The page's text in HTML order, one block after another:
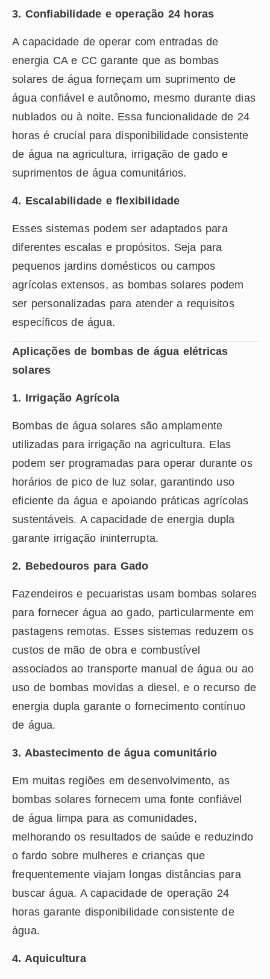
3. Confiabilidade e operação 24 horas
A capacidade de operar com entradas de
energia CA e CC garante que as bombas
solares de água forneçam um suprimento de
água confiável e autônomo, mesmo durante dias
nublados ou à noite. Essa funcionalidade de 24
horas é crucial para disponibilidade consistente
de água na agricultura, irrigação de gado e
suprimentos de água comunitários.
4. Escalabilidade e flexibilidade
Esses sistemas podem ser adaptados para
diferentes escalas e propósitos. Seja para
pequenos jardins domésticos ou campos
agrícolas extensos, as bombas solares podem
ser personalizadas para atender a requisitos
específicos de água.
Aplicações de bombas de água elétricas
solares
1. Irrigação Agrícola
Bombas de água solares são amplamente
utilizadas para irrigação na agricultura. Elas
podem ser programadas para operar durante os
horários de pico de luz solar, garantindo uso
eficiente da água e apoiando práticas agrícolas
sustentáveis. A capacidade de energia dupla
garante irrigação ininterrupta.
2. Bebedouros para Gado
Fazendeiros e pecuaristas usam bombas solares
para fornecer água ao gado, particularmente em
pastagens remotas. Esses sistemas reduzem os
custos de mão de obra e combustível
associados ao transporte manual de água ou ao
uso de bombas movidas a diesel, e o recurso de
energia dupla garante o fornecimento contínuo
de água.
3. Abastecimento de água comunitário
Em muitas regiões em desenvolvimento, as
bombas solares fornecem uma fonte confiável
de água limpa para as comunidades,
melhorando os resultados de saúde e reduzindo
o fardo sobre mulheres e crianças que
frequentemente viajam longas distâncias para
buscar água. A capacidade de operação 24
horas garante disponibilidade consistente de
água.
4. Aquicultura